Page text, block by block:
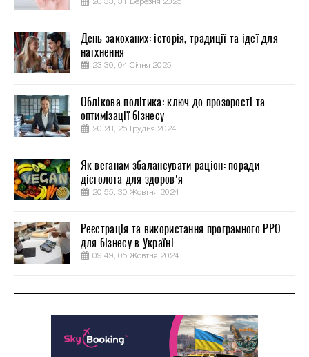
20:33, 31 Березня 2025
День закоханих: історія, традиції та ідеї для
натхнення
23:30, 04 Січня 2025
Облікова політика: ключ до прозорості та
оптимізації бізнесу
20:28, 25 Грудня 2024
Як веганам збалансувати раціон: поради
дієтолога для здоров’я
20:55, 30 Жовтня 2024
Реєстрація та використання програмного РРО
для бізнесу в Україні
09:49, 05 Жовтня 2024